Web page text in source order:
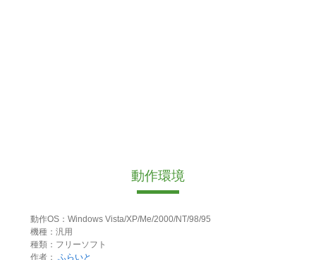
動作環境
動作OS：Windows Vista/XP/Me/2000/NT/98/95
機種：汎用
種類：フリーソフト
作者： ふらいと